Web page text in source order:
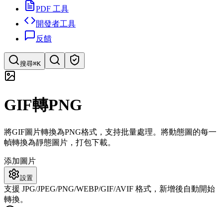
PDF 工具
開發者工具
反饋
搜尋⌘K
快速搜索工具
GIF轉PNG
將GIF圖片轉換為PNG格式，支持批量處理。將動態圖的每一
幀轉換為靜態圖片，打包下載。
添加圖片
設置
支援 JPG/JPEG/PNG/WEBP/GIF/AVIF 格式，新增後自動開始
轉換。